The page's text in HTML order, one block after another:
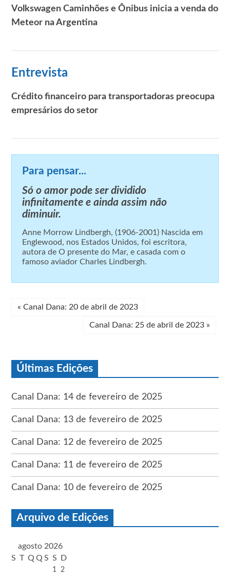
Volkswagen Caminhões e Ônibus inicia a venda do
Meteor na Argentina
Entrevista
Crédito financeiro para transportadoras preocupa
empresários do setor
Para pensar...
Só o amor pode ser dividido
infinitamente e ainda assim não
diminuir.
Anne Morrow Lindbergh, (1906-2001) Nascida em
Englewood, nos Estados Unidos, foi escritora,
autora de O presente do Mar, e casada com o
famoso aviador Charles Lindbergh.
« Canal Dana: 20 de abril de 2023
Canal Dana: 25 de abril de 2023 »
Últimas Edições
Canal Dana: 14 de fevereiro de 2025
Canal Dana: 13 de fevereiro de 2025
Canal Dana: 12 de fevereiro de 2025
Canal Dana: 11 de fevereiro de 2025
Canal Dana: 10 de fevereiro de 2025
Arquivo de Edições
agosto 2026
S T Q Q S S D
1
2